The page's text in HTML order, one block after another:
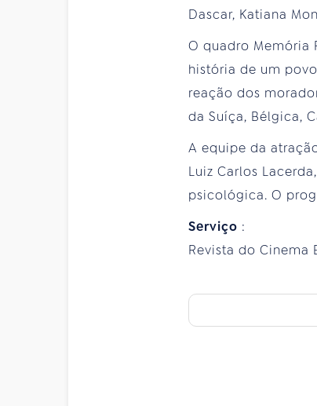
Dascar, Katiana
O quadro Memória
história de um
reação dos
da Suíça, Bélgica,
A equipe da
Luiz Carlos
psicológica. O
Serviço :
Revista do Cinema